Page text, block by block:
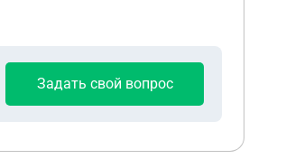
мне не положено, потому
Задать свой вопрос